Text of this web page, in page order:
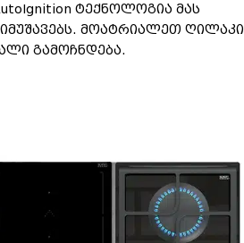
ტექნოლოგია მას
მოატრიალეთ ღილაკი
გამოჩნდება.